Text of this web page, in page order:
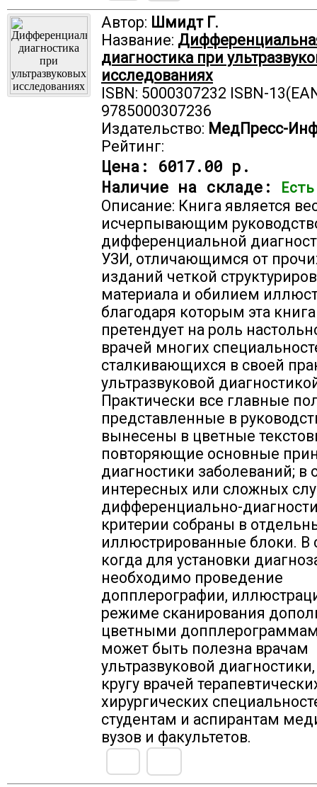
Автор: Шмидт Г.
Название:
диагностика при
исследованиях
ISBN: 5000307232 ISBN-
9785000307236
Издательство: МедПресс-
Рейтинг:
Цена: 6017.00 р.
Наличие на складе:
Есть
Описание: Книга является
исчерпывающим
дифференциальной
УЗИ, отличающимся от
изданий четкой
материала и обилием
благодаря которым эта книга
претендует на роль
врачей многих
сталкивающихся в своей
ультразвуковой
Практически все главные
представленные в
вынесены в цветные
повторяющие основные
диагностики заболеваний; в
интересных или сложных
дифференциально-
критерии собраны в
иллюстрированные блоки. В
когда для установки
необходимо проведение
допплерографии,
режиме сканирования
цветными
может быть полезна врачам
ультразвуковой
кругу врачей
хирургических
студентам и аспирантам
вузов и факультетов.